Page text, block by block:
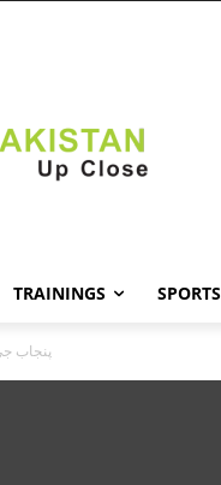
TRAININGS SPORTS
!پنجاب